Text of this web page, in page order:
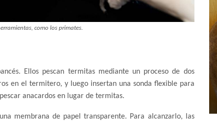
como los primates.
Ellos pescan termitas mediante un proceso de dos
en el termitero, y luego insertan una sonda flexible para
anacardos en lugar de termitas.
membrana de papel transparente. Para alcanzarlo, las